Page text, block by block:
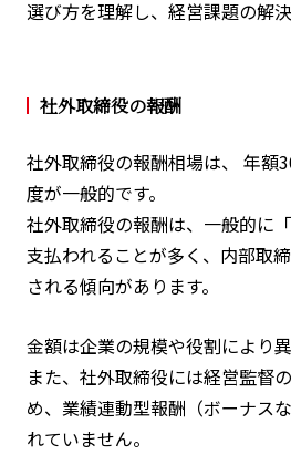
選び方を理解し、経営課題の解
社外取締役の報酬
社外取締役の報酬相場は、 年額
度が一般的です。
社外取締役の報酬は、一般的に
支払われることが多く、内部取
される傾向があります。
金額は企業の規模や役割により異
また、社外取締役には経営監督
め、業績連動型報酬（ボーナス
れていません。